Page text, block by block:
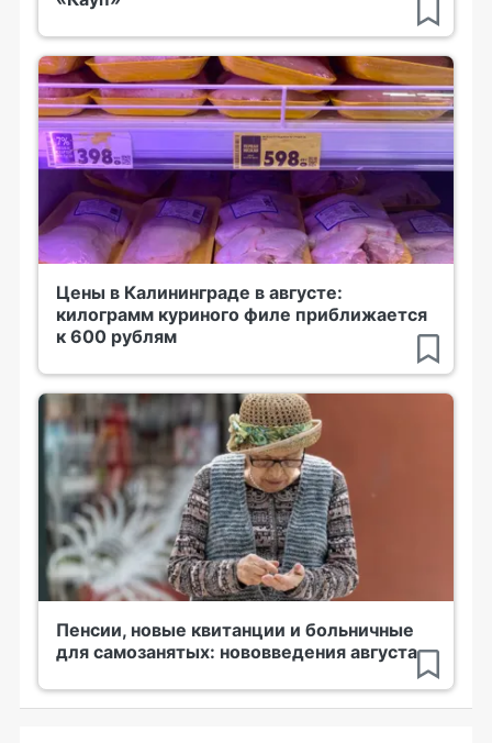
Цены в Калининграде в августе:
килограмм куриного филе приближается
к 600 рублям
Пенсии, новые квитанции и больничные
для самозанятых: нововведения августа